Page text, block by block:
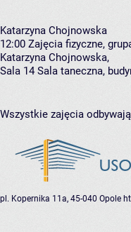
Katarzyna Chojnowska
12:00 Zajęcia fizyczne,
Katarzyna Chojnowska,
Sala 14 Sala taneczna,
Wszystkie zajęcia
pl. Kopernika 11a, 45-040 Opole